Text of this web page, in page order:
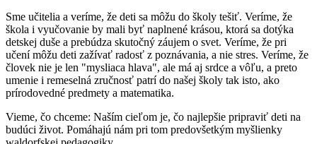
Sme učitelia a veríme, že deti sa môžu do školy tešiť. Veríme, že
škola i vyučovanie by mali byť naplnené krásou, ktorá sa dotýka
detskej duše a prebúdza skutočný záujem o svet. Veríme, že pri
učení môžu deti zažívať radosť z poznávania, a nie stres. Veríme, že
človek nie je len "mysliaca hlava", ale má aj srdce a vôľu, a preto
umenie i remeselná zručnosť patrí do našej školy tak isto, ako
prírodovedné predmety a matematika.
Vieme, čo chceme: Naším cieľom je, čo najlepšie pripraviť deti na
budúci život. Pomáhajú nám pri tom predovšetkým myšlienky